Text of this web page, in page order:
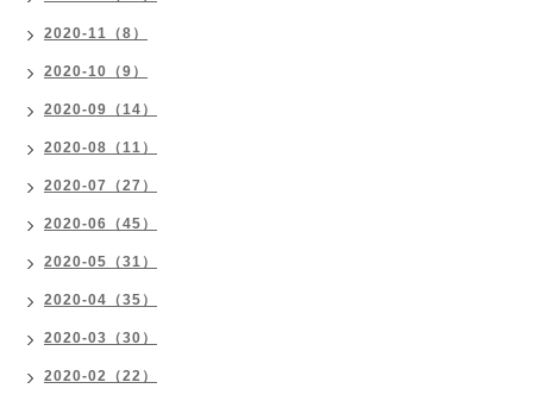
2020-11（8）
2020-10（9）
2020-09（14）
2020-08（11）
2020-07（27）
2020-06（45）
2020-05（31）
2020-04（35）
2020-03（30）
2020-02（22）